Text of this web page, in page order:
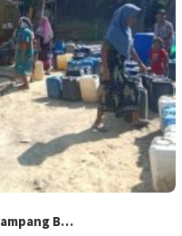
B…